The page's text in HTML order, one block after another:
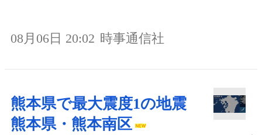
08月06日 20:02 時事通信社
熊本県で最大震度1の地震
熊本県・熊本南区